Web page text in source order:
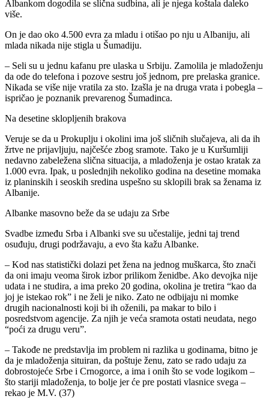
Albankom dogodila se slična sudbina, ali je njega koštala daleko
više.
On je dao oko 4.500 evra za mladu i otišao po nju u Albaniju, ali
mlada nikada nije stigla u Šumadiju.
– Seli su u jednu kafanu pre ulaska u Srbiju. Zamolila je mladoženju
da ode do telefona i pozove sestru još jednom, pre prelaska granice.
Nikada se više nije vratila za sto. Izašla je na druga vrata i pobegla –
ispričao je poznanik prevarenog Šumadinca.
Na desetine sklopljenih brakova
Veruje se da u Prokuplju i okolini ima još sličnih slučajeva, ali da ih
žrtve ne prijavljuju, najčešće zbog sramote. Tako je u Kuršumliji
nedavno zabeležena slična situacija, a mladoženja je ostao kratak za
1.000 evra. Ipak, u poslednjih nekoliko godina na desetine momaka
iz planinskih i seoskih sredina uspešno su sklopili brak sa ženama iz
Albanije.
Albanke masovno beže da se udaju za Srbe
Svadbe između Srba i Albanki sve su učestalije, jedni taj trend
osuđuju, drugi podržavaju, a evo šta kažu Albanke.
– Kod nas statistički dolazi pet žena na jednog muškarca, što znači
da oni imaju veoma širok izbor prilikom ženidbe. Ako devojka nije
udata i ne studira, a ima preko 20 godina, okolina je tretira “kao da
joj je istekao rok” i ne želi je niko. Zato ne odbijaju ni momke
drugih nacionalnosti koji bi ih oženili, pa makar to bilo i
posredstvom agencije. Za njih je veća sramota ostati neudata, nego
“poći za drugu veru”.
– Takođe ne predstavlja im problem ni razlika u godinama, bitno je
da je mladoženja situiran, da poštuje ženu, zato se rado udaju za
dobrostojeće Srbe i Crnogorce, a ima i onih što se vode logikom –
što stariji mladoženja, to bolje jer će pre postati vlasnice svega –
rekao je M.V. (37)